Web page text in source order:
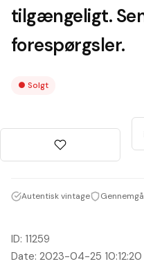
ID: 11259
Date: 2023-04-25 10:12:20
tilgængeligt.
forespørgsler.
● Solgt
Autentisk vintage